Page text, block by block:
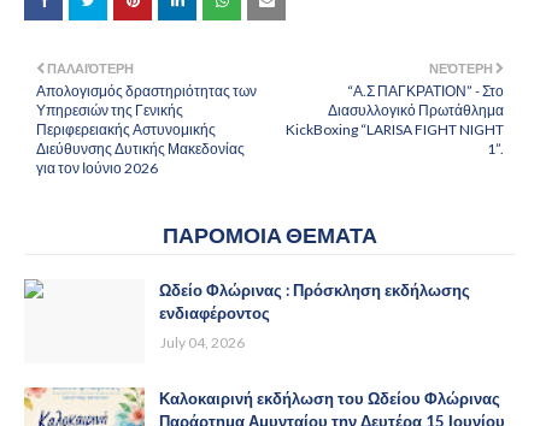
ΝΕΌΤΕΡΗ
“Α.Σ ΠΑΓΚΡΑΤΙΟΝ” - Στο
Διασυλλογικό Πρωτάθλημα
KickBoxing “LARISA FIGHT NIGHT
1”.
ΠΑΛΑΙΌΤΕΡΗ
Απολογισμός δραστηριότητας των
Υπηρεσιών της Γενικής
Περιφερειακής Αστυνομικής
Διεύθυνσης Δυτικής Μακεδονίας
για τον Ιούνιο 2026
ΠΑΡΟΜΟΙΑ ΘΕΜΑΤΑ
Ωδείο Φλώρινας : Πρόσκληση εκδήλωσης
ενδιαφέροντος
July 04, 2026
Καλοκαιρινή εκδήλωση του Ωδείου Φλώρινας
Παράρτημα Αμυνταίου την Δευτέρα 15 Ιουνίου